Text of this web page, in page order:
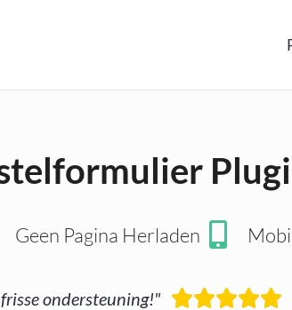
Geen Pagina Herladen
ondersteuning!" 